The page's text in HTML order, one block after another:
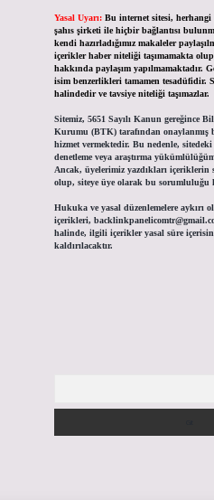
Yasal Uyarı: Bu internet sitesi,
şahıs şirketi ile hiçbir bağlantısı
kendi hazırladığımız makaleler
içerikler haber niteliği taşımamakta
hakkında paylaşım yapılmamaktadır.
isim benzerlikleri tamamen tesadüfidir.
halindedir ve tavsiye niteliği taşımazlar.
Sitemiz, 5651 Sayılı Kanun gereğince
Kurumu (BTK) tarafından onaylanmış
hizmet vermektedir. Bu nedenle,
denetleme veya araştırma
Ancak, üyelerimiz yazdıkları içeriklerin
olup, siteye üye olarak bu sorumluluğu
Hukuka ve yasal düzenlemelere aykırı
içerikleri,
halinde, ilgili içerikler yasal süre
kaldırılacaktır.